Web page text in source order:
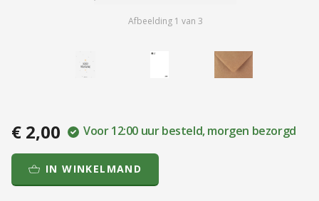
Afbeelding 1 van 3
€ 2,00 Voor 12:00 uur besteld, morgen bezorgd
IN WINKELMAND